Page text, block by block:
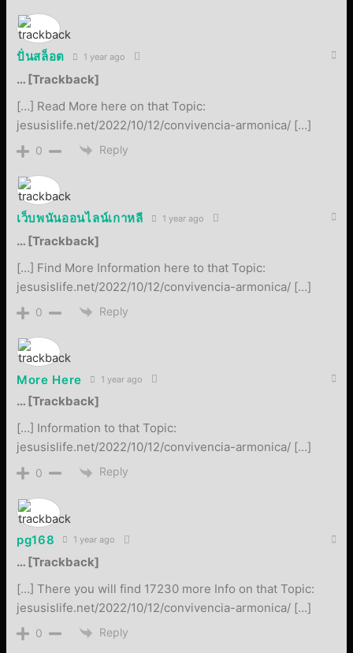
ปั่นสล็อต 1 year ago
… [Trackback]
[…] Read More here on that Topic:
jesusislife.net/2022/10/12/convivencia-armonica/ […]
0 Reply
เว็บพนันออนไลน์เกาหลี 1 year ago
… [Trackback]
[…] Find More Information here to that Topic:
jesusislife.net/2022/10/12/convivencia-armonica/ […]
0 Reply
More Here 1 year ago
… [Trackback]
[…] Information to that Topic:
jesusislife.net/2022/10/12/convivencia-armonica/ […]
0 Reply
pg168 1 year ago
… [Trackback]
[…] There you will find 17230 more Info on that Topic:
jesusislife.net/2022/10/12/convivencia-armonica/ […]
0 Reply